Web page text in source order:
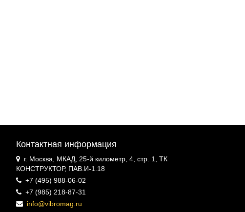
Контактная информация
г. Москва, МКАД, 25-й километр, 4, стр. 1, ТК
КОНСТРУКТОР, ПАВ.И-1.18
+7 (495) 988-06-02
+7 (985) 218-87-31
info@vibromag.ru